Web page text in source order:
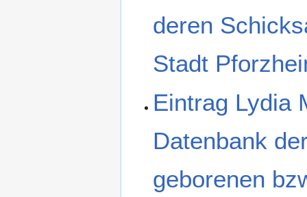
deren
Stadt
Eintrag Lydia
Datenbank
geborenen